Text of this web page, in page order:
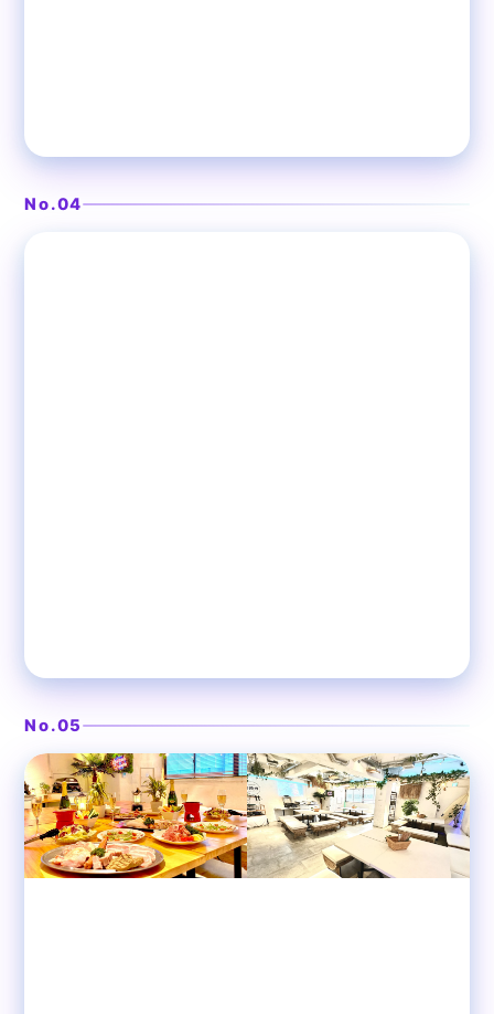
No.04
Casa Asteion（カーサ アステ
ィオン）
No.05
渋谷 貸切パーティースペース
DJブースがあるビーチ風空間
渋谷ガーデンホール